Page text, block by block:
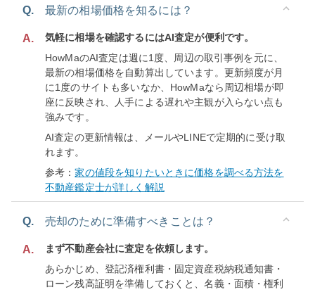
Q. 最新の相場価格を知るには？
A.
気軽に相場を確認するにはAI査定が便利です。
HowMaのAI査定は週に1度、周辺の取引事例を元に、
最新の相場価格を自動算出しています。更新頻度が月
に1度のサイトも多いなか、HowMaなら周辺相場が即
座に反映され、人手による遅れや主観が入らない点も
強みです。
AI査定の更新情報は、メールやLINEで定期的に受け取
れます。
参考：家の値段を知りたいときに価格を調べる方法を
不動産鑑定士が詳しく解説
Q. 売却のために準備すべきことは？
A.
まず不動産会社に査定を依頼します。
あらかじめ、登記済権利書・固定資産税納税通知書・
ローン残高証明を準備しておくと、名義・面積・権利